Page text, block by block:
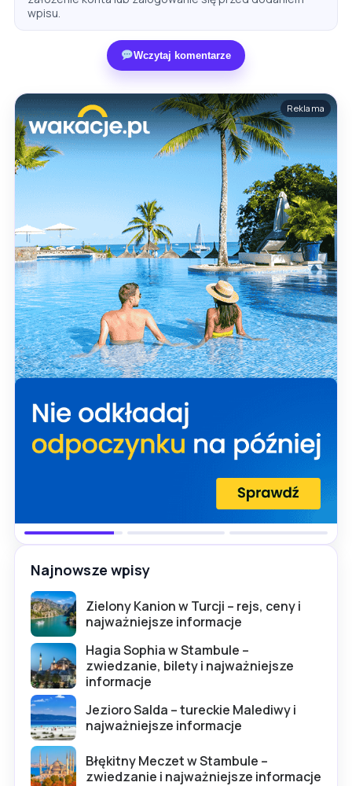
wpisu.
Wczytaj komentarze
Reklama
Najnowsze wpisy
Zielony Kanion w Turcji – rejs, ceny i
najważniejsze informacje
Hagia Sophia w Stambule –
zwiedzanie, bilety i najważniejsze
informacje
Jezioro Salda – tureckie Malediwy i
najważniejsze informacje
Błękitny Meczet w Stambule –
zwiedzanie i najważniejsze informacje